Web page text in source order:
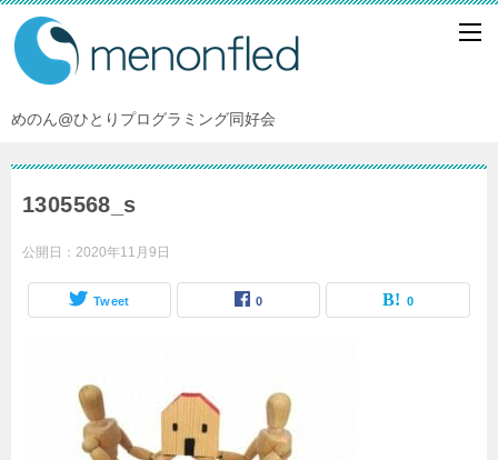
めのん@ひとりプログラミング同好会
1305568_s
公開日： 2020年11月9日
Tweet 0 0